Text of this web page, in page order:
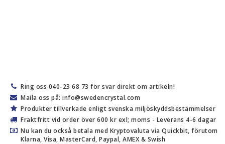
Ring oss 040-23 68 73 för svar direkt om artikeln!
Maila oss på: info@swedencrystal.com
Produkter tillverkade enligt svenska miljöskyddsbestämmelser
Fraktfritt vid order över 600 kr exl; moms - Leverans 4-6 dagar
Nu kan du också betala med Kryptovaluta via Quickbit, förutom
Klarna, Visa, MasterCard, Paypal, AMEX & Swish